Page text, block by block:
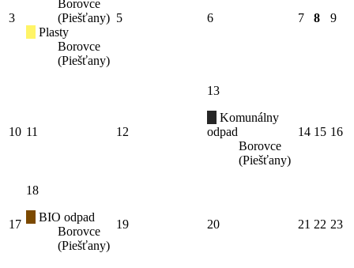
3
Borovce
(Piešťany)
Plasty
Borovce
(Piešťany)
5 6 7 8 9
10 11 12
13
Komunálny
odpad
Borovce
(Piešťany)
14 15 16
17
18
BIO odpad
Borovce
(Piešťany)
19 20 21 22 23